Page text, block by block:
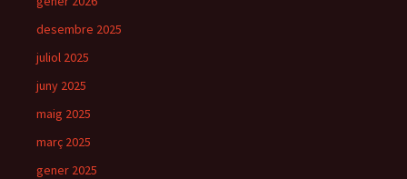
desembre 2025
juliol 2025
juny 2025
maig 2025
març 2025
gener 2025